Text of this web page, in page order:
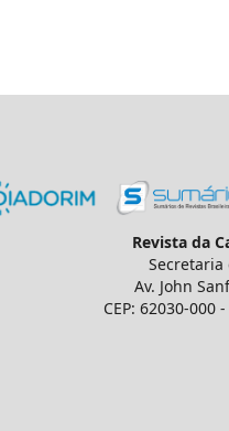
Revista da
Secretaria
Av. John
CEP: 62030-000